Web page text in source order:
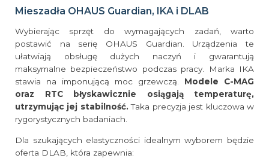
Mieszadła OHAUS Guardian, IKA i DLAB
Wybierając sprzęt do wymagających zadań, warto
postawić na serię OHAUS Guardian. Urządzenia te
ułatwiają obsługę dużych naczyń i gwarantują
maksymalne bezpieczeństwo podczas pracy. Marka IKA
stawia na imponującą moc grzewczą. Modele C-MAG
oraz RTC błyskawicznie osiągają temperaturę,
utrzymując jej stabilność. Taka precyzja jest kluczowa w
rygorystycznych badaniach.
Dla szukających elastyczności idealnym wyborem będzie
oferta DLAB, która zapewnia: